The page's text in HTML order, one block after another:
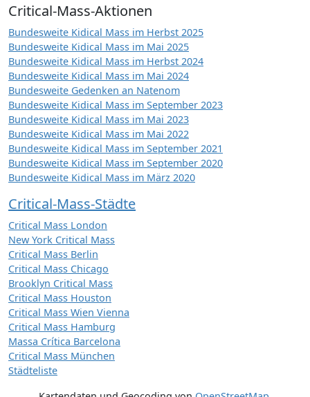
Critical-Mass-Aktionen
Bundesweite Kidical Mass im Herbst 2025
Bundesweite Kidical Mass im Mai 2025
Bundesweite Kidical Mass im Herbst 2024
Bundesweite Kidical Mass im Mai 2024
Bundesweite Gedenken an Natenom
Bundesweite Kidical Mass im September 2023
Bundesweite Kidical Mass im Mai 2023
Bundesweite Kidical Mass im Mai 2022
Bundesweite Kidical Mass im September 2021
Bundesweite Kidical Mass im September 2020
Bundesweite Kidical Mass im März 2020
Critical-Mass-Städte
Critical Mass London
New York Critical Mass
Critical Mass Berlin
Critical Mass Chicago
Brooklyn Critical Mass
Critical Mass Houston
Critical Mass Wien Vienna
Critical Mass Hamburg
Massa Crítica Barcelona
Critical Mass München
Städteliste